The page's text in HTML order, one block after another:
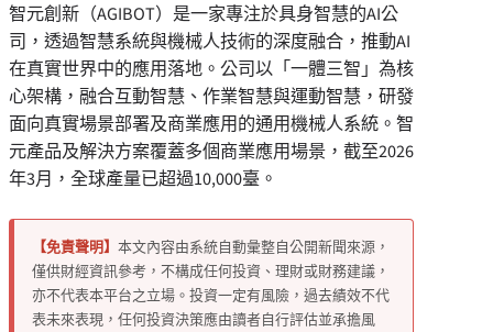
智元創新（AGIBOT）是一家專注於具身智慧的AI公
司，透過智慧系統與機械人技術的深度融合，推動AI
在真實世界中的應用落地。公司以「一體三智」為核
心架構，融合互動智慧、作業智慧與運動智慧，研發
面向真實場景部署及商業應用的通用機械人系統。智
元產品及解決方案覆蓋多個商業應用場景，截至2026
年3月，全球產量已超過10,000臺。
【免責聲明】 本文內容由系統自動彙整自公開新聞來源，
僅供財經資訊參考，不構成任何投資、理財或財務建議，
亦不代表本平台之立場。投資一定有風險，過去績效不代
表未來表現，任何投資決策應由讀者自行評估並承擔風